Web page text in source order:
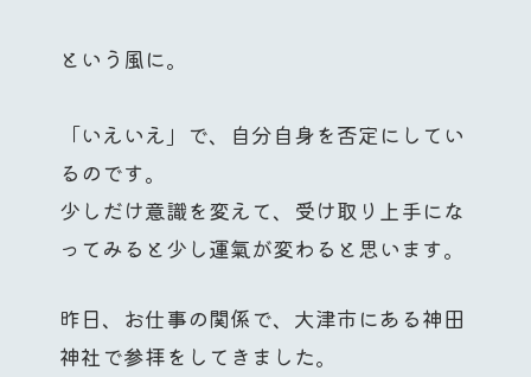
という風に。
「いえいえ」で、自分自身を否定にしてい
るのです。
少しだけ意識を変えて、受け取り上手にな
ってみると少し運氣が変わると思います。
昨日、お仕事の関係で、大津市にある神田
神社で参拝をしてきました。